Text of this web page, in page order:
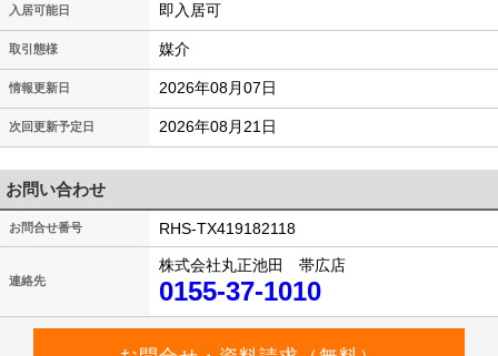
入居可能日 即入居可
取引態様 媒介
情報更新日 2026年08月07日
次回更新予定日 2026年08月21日
お問い合わせ
お問合せ番号 RHS-TX419182118
連絡先
株式会社丸正池田 帯広店
0155-37-1010